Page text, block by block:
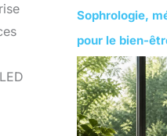
Sophrologie,
pour le bien-